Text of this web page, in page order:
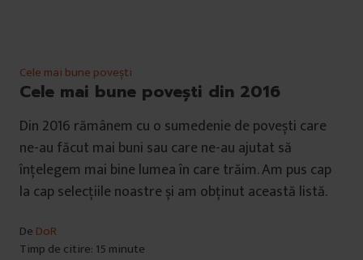
Cele mai bune povești
Cele mai bune povești din 2016
Din 2016 rămânem cu o sumedenie de povești care
ne-au făcut mai buni sau care ne-au ajutat să
înțelegem mai bine lumea în care trăim. Am pus cap
la cap selecțiile noastre și am obținut această listă.
De DoR
Timp de citire: 15 minute